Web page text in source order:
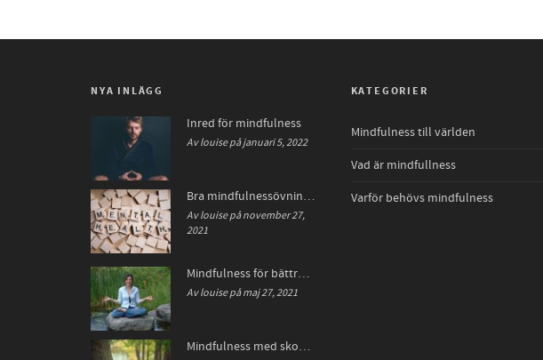
NYA INLÄGG
Inred för mindfulness
Av louise på januari 5, 2022
Bra mindfulnessövningar för en bättre hälsa
Av louise på november 27,
2021
Mindfulness för bättre hälsa
Av louise på maj 27, 2021
Mindfulness med skogsbad
KATEGORIER
Mindfulness till världen
Vad är mindfullness
Varför behövs mindfulness